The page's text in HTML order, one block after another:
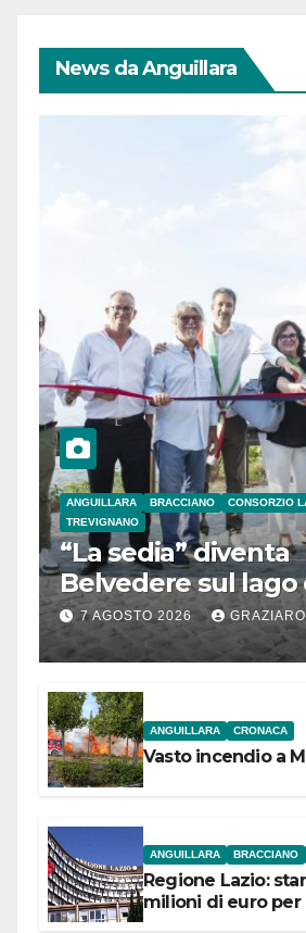
News da Anguillara
ANGUILLARA BRACCIANO
CONSORZIO
TREVIGNANO
“La sedia” diventa
Belvedere sul lago
Bracciano: ieri
l’inaugurazione
7 AGOSTO 2026
ANGUILLARA CRONACA
Vasto incendio a
ANGUILLARA BRACCIANO
Regione Lazio:
milioni di euro per